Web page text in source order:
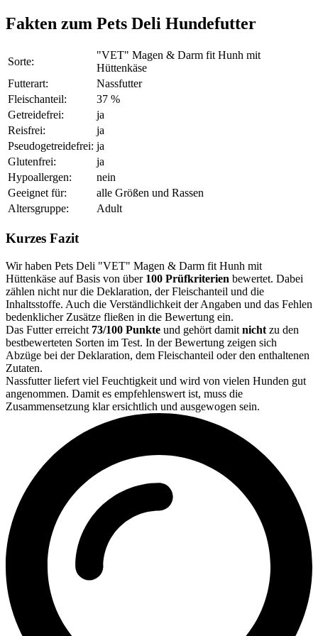
Fakten zum Pets Deli Hundefutter
Sorte:
"VET" Magen & Darm fit Hunh mit
Hüttenkäse
Futterart:
Nassfutter
Fleischanteil:
37 %
Getreidefrei:
ja
Reisfrei:
ja
Pseudogetreidefrei: ja
Glutenfrei:
ja
Hypoallergen:
nein
Geeignet für:
alle Größen und Rassen
Altersgruppe:
Adult
Kurzes Fazit
Wir haben Pets Deli "VET" Magen & Darm fit Hunh mit
Hüttenkäse auf Basis von über 100 Prüfkriterien bewertet. Dabei
zählen nicht nur die Deklaration, der Fleischanteil und die
Inhaltsstoffe. Auch die Verständlichkeit der Angaben und das Fehlen
bedenklicher Zusätze fließen in die Bewertung ein.
Das Futter erreicht 73/100 Punkte und gehört damit nicht zu den
bestbewerteten Sorten im Test. In der Bewertung zeigen sich
Abzüge bei der Deklaration, dem Fleischanteil oder den enthaltenen
Zutaten.
Nassfutter liefert viel Feuchtigkeit und wird von vielen Hunden gut
angenommen. Damit es empfehlenswert ist, muss die
Zusammensetzung klar ersichtlich und ausgewogen sein.